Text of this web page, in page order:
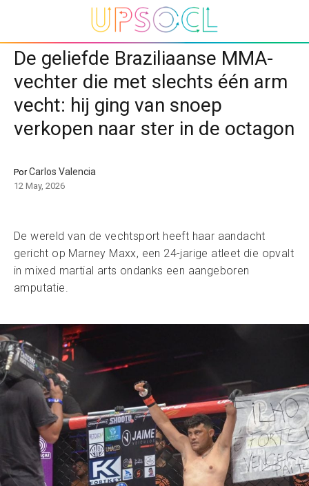
De geliefde Braziliaanse MMA-
vechter die met slechts één arm
vecht: hij ging van snoep
verkopen naar ster in de octagon
PorCarlos Valencia
12 May, 2026
De wereld van de vechtsport heeft haar aandacht
gericht op Marney Maxx, een 24-jarige atleet die opvalt
in mixed martial arts ondanks een aangeboren
amputatie.